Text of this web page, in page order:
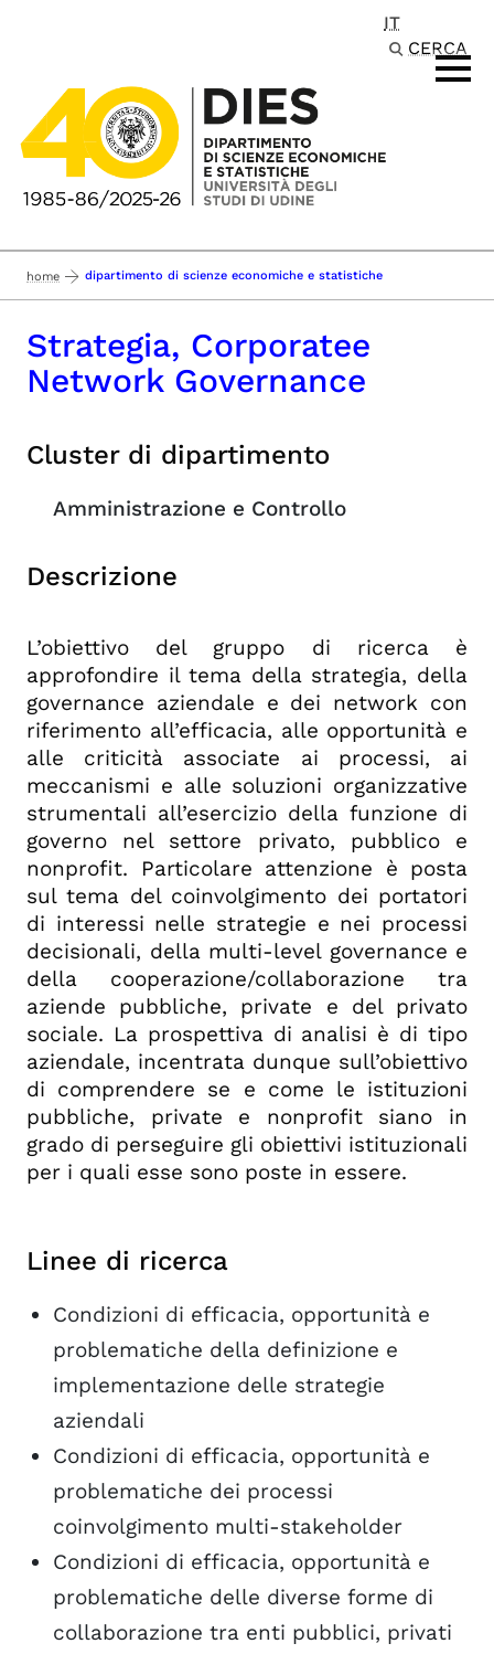
IT
CERCA
home dipartimento di scienze economiche e statistiche
Strategia, Corporatee
Network Governance
Cluster di dipartimento
Amministrazione e Controllo
Descrizione
L’obiettivo del gruppo di ricerca è
approfondire il tema della strategia, della
governance aziendale e dei network con
riferimento all’efficacia, alle opportunità e
alle criticità associate ai processi, ai
meccanismi e alle soluzioni organizzative
strumentali all’esercizio della funzione di
governo nel settore privato, pubblico e
nonprofit. Particolare attenzione è posta
sul tema del coinvolgimento dei portatori
di interessi nelle strategie e nei processi
decisionali, della multi-level governance e
della cooperazione/collaborazione tra
aziende pubbliche, private e del privato
sociale. La prospettiva di analisi è di tipo
aziendale, incentrata dunque sull’obiettivo
di comprendere se e come le istituzioni
pubbliche, private e nonprofit siano in
grado di perseguire gli obiettivi istituzionali
per i quali esse sono poste in essere.
Linee di ricerca
Condizioni di efficacia, opportunità e
problematiche della definizione e
implementazione delle strategie
aziendali
Condizioni di efficacia, opportunità e
problematiche dei processi
coinvolgimento multi-stakeholder
Condizioni di efficacia, opportunità e
problematiche delle diverse forme di
collaborazione tra enti pubblici, privati